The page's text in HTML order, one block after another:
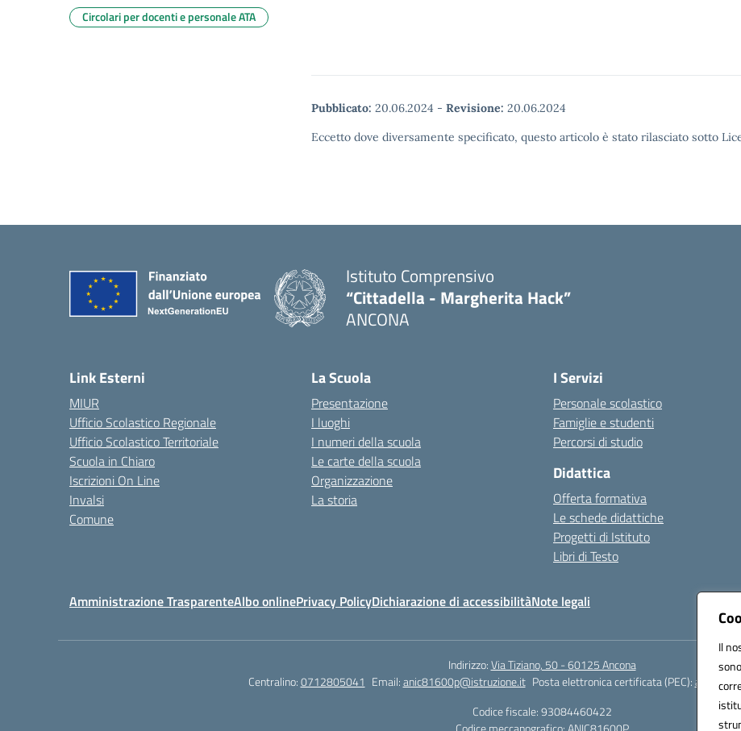
Il
Pubblicato: 20.06.2024 - Revisione: 20.06.2024
Eccetto dove diversamente specificato, questo articolo è stato rilasciato sotto
Circolari per docenti e personale ATA
Istituto Comprensivo
“Cittadella - Margherita Hack”
ANCONA
Link Esterni
MIUR
Ufficio Scolastico Regionale
Ufficio Scolastico Territoriale
Scuola in Chiaro
Iscrizioni On Line
Invalsi
Comune
La Scuola
Presentazione
I luoghi
I numeri della scuola
Le carte della scuola
Organizzazione
La storia
I Servizi
Personale scolastico
Famiglie e studenti
Percorsi di studio
Didattica
Offerta formativa
Le schede didattiche
Progetti di Istituto
Libri di Testo
Amministrazione TrasparenteAlbo onlinePrivacy PolicyDichiarazione di accessibilitàNote legali
Indirizzo:Via Tiziano, 50 - 60125 Ancona
Centralino:0712805041 Email:anic81600p@istruzione.it Posta elettronica certificata (PEC):
Codice fiscale: 93084460422